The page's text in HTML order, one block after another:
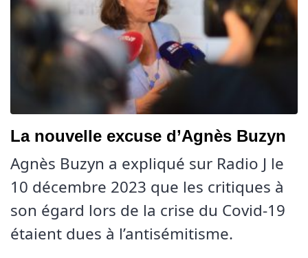
La nouvelle excuse d’Agnès Buzyn
Agnès Buzyn a expliqué sur Radio J le
10 décembre 2023 que les critiques à
son égard lors de la crise du Covid-19
étaient dues à l’antisémitisme.